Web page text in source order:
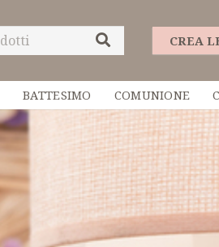
CREA
BATTESIMO COMUNIONE